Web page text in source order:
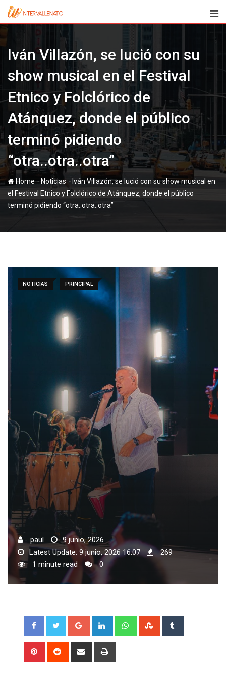
Skip
content
Iván Villazón, se lució con su
show musical en el Festival
Etnico y Folclórico de
Atánquez, donde el público
terminó pidiendo
“otra..otra..otra”
Home- Noticias - Iván Villazón, se lució con su show musical en
el Festival Etnico y Folclórico de Atánquez, donde el público
terminó pidiendo “otra..otra..otra”
NOTICIAS PRINCIPAL
paul
9 junio, 2026
Latest Update: 9 junio, 2026 16:07
269
1 minute read
0
Google+ LinkedIn WhatsappStumbleUpon
Pinterest Reddit
Share